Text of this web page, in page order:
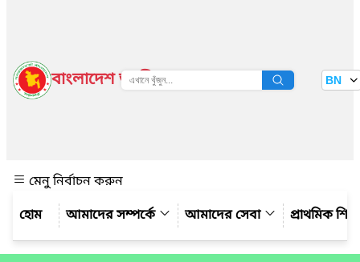
বাংলাদেশ জাতীয় তথ্য বাতায়ন BN
মেনু নির্বাচন করুন
আমাদের সম্পর্কে
আমাদের সেবা প্রাথমিক